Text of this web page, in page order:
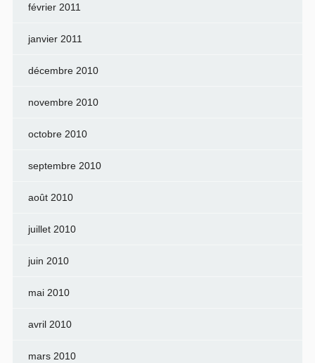
février 2011
janvier 2011
décembre 2010
novembre 2010
octobre 2010
septembre 2010
août 2010
juillet 2010
juin 2010
mai 2010
avril 2010
mars 2010